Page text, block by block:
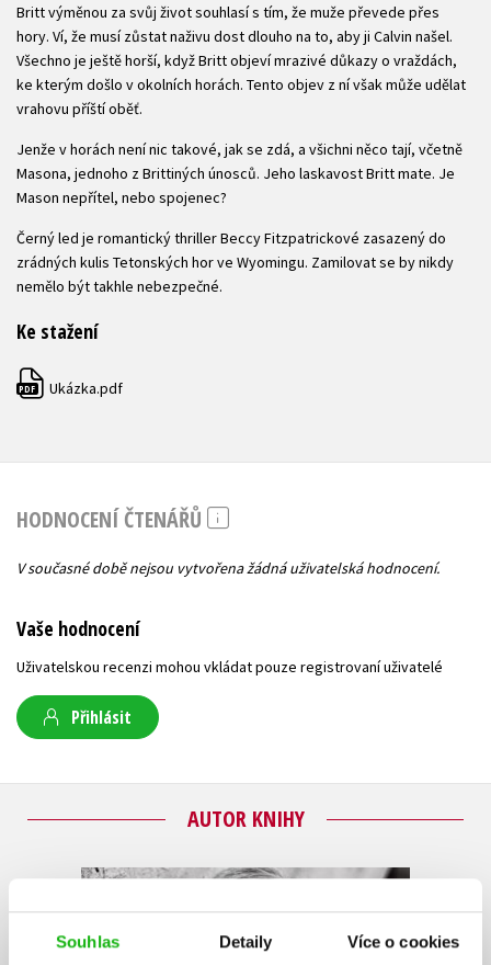
Souhlas Detaily Více o cookies
Britt výměnou za svůj život souhlasí s tím, že muže převede přes
hory. Ví, že musí zůstat naživu dost dlouho na to, aby ji Calvin našel.
Všechno je ještě horší, když Britt objeví mrazivé důkazy o vraždách,
ke kterým došlo v okolních horách. Tento objev z ní však může udělat
vrahovu příští oběť.
Jenže v horách není nic takové, jak se zdá, a všichni něco tají, včetně
Masona, jednoho z Brittiných únosců. Jeho laskavost Britt mate. Je
Mason nepřítel, nebo spojenec?
Černý led je romantický thriller Beccy Fitzpatrickové zasazený do
zrádných kulis Tetonských hor ve Wyomingu. Zamilovat se by nikdy
nemělo být takhle nebezpečné.
Ke stažení
PDF Ukázka.pdf
HODNOCENÍ ČTENÁŘŮ
V současné době nejsou vytvořena žádná uživatelská hodnocení.
Vaše hodnocení
Uživatelskou recenzi mohou vkládat pouze registrovaní uživatelé
Přihlásit
AUTOR KNIHY